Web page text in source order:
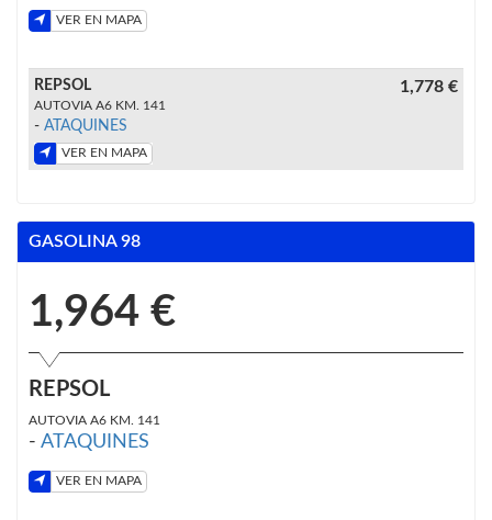
VER EN MAPA
REPSOL
AUTOVIA A6 KM. 141
- ATAQUINES
VER EN MAPA
1,778 €
GASOLINA 98
1,964 €
REPSOL
AUTOVIA A6 KM. 141
- ATAQUINES
VER EN MAPA